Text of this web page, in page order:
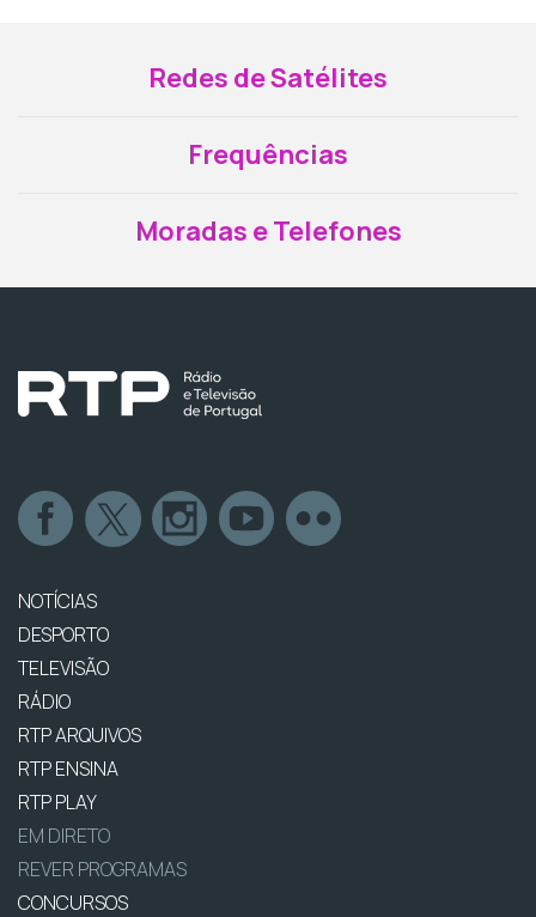
Redes de Satélites
Frequências
Moradas e Telefones
NOTÍCIAS
DESPORTO
TELEVISÃO
RÁDIO
RTP ARQUIVOS
RTP ENSINA
RTP PLAY
EM DIRETO
REVER PROGRAMAS
CONCURSOS